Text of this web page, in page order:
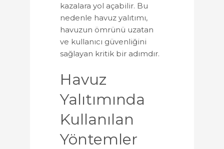
kazalara yol açabilir. Bu
nedenle havuz yalıtımı,
havuzun ömrünü uzatan
ve kullanıcı güvenliğini
sağlayan kritik bir adımdır.
Havuz
Yalıtımında
Kullanılan
Yöntemler